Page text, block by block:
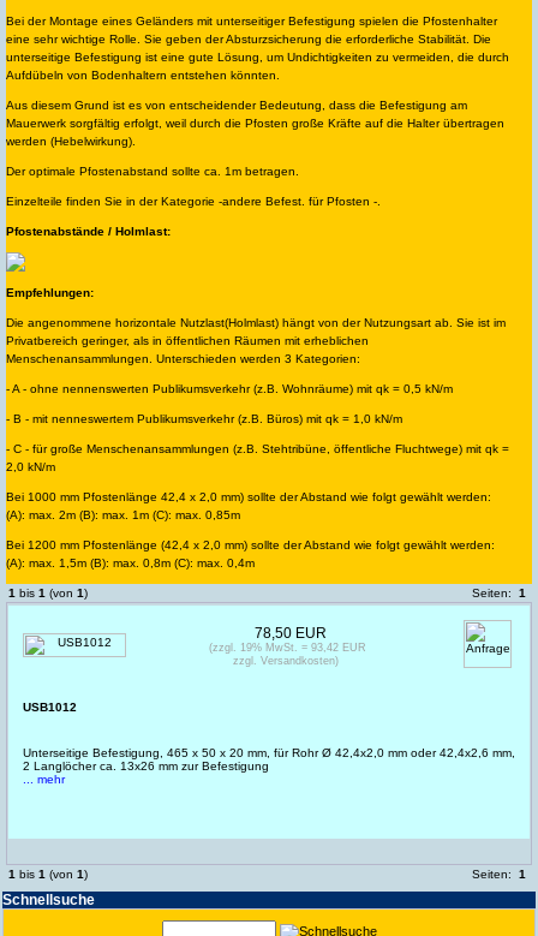
Schnell­suche
Bei der Montage eines Geländers mit unterseitiger Befestigung spielen die Pfostenhalter
eine sehr wichtige Rolle. Sie geben der Absturzsicherung die erforderliche Stabilität. Die
unterseitige Befestigung ist eine gute Lösung, um Undichtigkeiten zu vermeiden, die durch
Aufdübeln von Bodenhaltern entstehen könnten.
Aus diesem Grund ist es von entscheidender Bedeutung, dass die Befestigung am
Mauerwerk sorgfältig erfolgt, weil durch die Pfosten große Kräfte auf die Halter übertragen
werden (Hebelwirkung).
Der optimale Pfostenabstand sollte ca. 1m betragen.
Einzelteile finden Sie in der Kategorie -andere Befest. für Pfosten -.
Pfostenabstände / Holmlast:
Empfehlungen:
Die angenommene horizontale Nutzlast(Holmlast) hängt von der Nutzungsart ab. Sie ist im
Privatbereich geringer, als in öffentlichen Räumen mit erheblichen
Menschenansammlungen. Unterschieden werden 3 Kategorien:
- A - ohne nennenswerten Publikumsverkehr (z.B. Wohnräume) mit qk = 0,5 kN/m
- B - mit nenneswertem Publikumsverkehr (z.B. Büros) mit qk = 1,0 kN/m
- C - für große Menschenansammlungen (z.B. Stehtribüne, öffentliche Fluchtwege) mit qk =
2,0 kN/m
Bei 1000 mm Pfostenlänge 42,4 x 2,0 mm) sollte der Abstand wie folgt gewählt werden:
(A): max. 2m (B): max. 1m (C): max. 0,85m
Bei 1200 mm Pfostenlänge (42,4 x 2,0 mm) sollte der Abstand wie folgt gewählt werden:
(A): max. 1,5m (B): max. 0,8m (C): max. 0,4m
1 bis 1 (von 1) Seiten: 1
USB1012
Unterseitige Befestigung, 465 x 50 x 20 mm, für Rohr Ø 42,4x2,0 mm oder 42,4x2,6 mm,
2 Langlöcher ca. 13x26 mm zur Befestigung
... mehr
78,50 EUR
(zzgl. 19% MwSt. = 93,42 EUR
zzgl. Versandkosten)
1 bis 1 (von 1) Seiten: 1